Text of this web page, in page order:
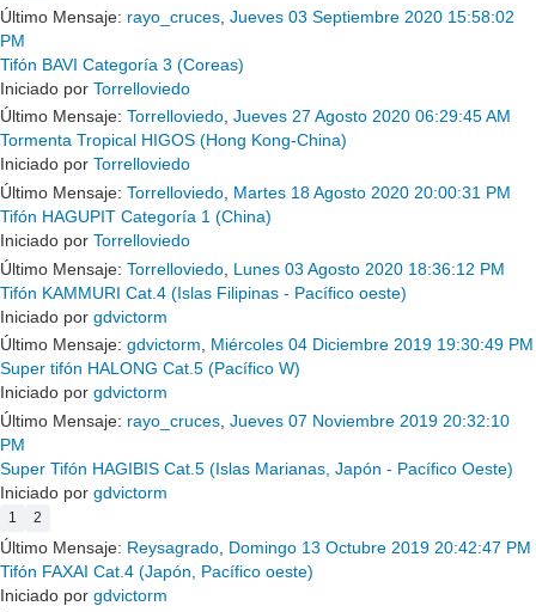
Último Mensaje: rayo_cruces Jueves 03 Septiembre 2020 15:58:02
PM
Tifón BAVI Categoría 3 (Coreas)
Iniciado por Torrelloviedo
Último Mensaje: Torrelloviedo, Jueves 27 Agosto 2020 06:29:45 AM
Tormenta Tropical HIGOS (Hong Kong-China)
Iniciado por Torrelloviedo
Último Mensaje: Torrelloviedo Martes 18 Agosto 2020 20:00:31 PM
Tifón HAGUPIT Categoría 1 (China)
Iniciado por Torrelloviedo
Último Mensaje: Torrelloviedo Lunes 03 Agosto 2020 18:36:12 PM
Tifón KAMMURI Cat.4 (Islas Filipinas - Pacífico oeste)
Iniciado por gdvictorm
Último Mensaje: gdvictorm
Miércoles 04 Diciembre 2019 19:30:49 PM
Super tifón HALONG Cat.5 (Pacífico W)
Iniciado por gdvictorm
Último Mensaje: rayo_cruces Jueves 07 Noviembre 2019 20:32:10
PM
Super Tifón HAGIBIS Cat.5 (Islas Marianas, Japón - Pacífico Oeste)
Iniciado por gdvictorm
1 2
Último Mensaje: Reysagrado, Domingo 13 Octubre 2019 20:42:47 PM
Tifón FAXAI Cat.4 (Japón, Pací­fico oeste)
Iniciado por gdvictorm